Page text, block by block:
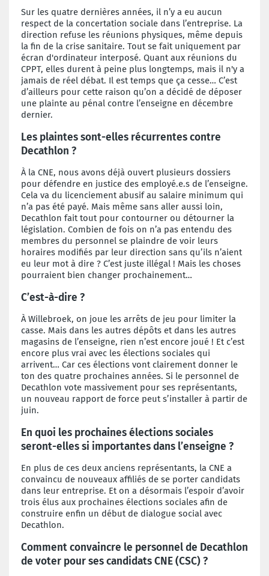
Sur les quatre dernières années, il n’y a eu aucun
respect de la concertation sociale dans l’entreprise. La
direction refuse les réunions physiques, même depuis
la fin de la crise sanitaire. Tout se fait uniquement par
écran d'ordinateur interposé. Quant aux réunions du
CPPT, elles durent à peine plus longtemps, mais il n'y a
jamais de réel débat. Il est temps que ça cesse… C’est
d’ailleurs pour cette raison qu’on a décidé de déposer
une plainte au pénal contre l’enseigne en décembre
dernier.
Les plaintes sont-elles récurrentes contre
Decathlon ?
À la CNE, nous avons déjà ouvert plusieurs dossiers
pour défendre en justice des employé.e.s de l’enseigne.
Cela va du licenciement abusif au salaire minimum qui
n’a pas été payé. Mais même sans aller aussi loin,
Decathlon fait tout pour contourner ou détourner la
législation. Combien de fois on n’a pas entendu des
membres du personnel se plaindre de voir leurs
horaires modifiés par leur direction sans qu’ils n’aient
eu leur mot à dire ? C’est juste illégal ! Mais les choses
pourraient bien changer prochainement…
C’est-à-dire ?
À Willebroek, on joue les arrêts de jeu pour limiter la
casse. Mais dans les autres dépôts et dans les autres
magasins de l’enseigne, rien n’est encore joué ! Et c’est
encore plus vrai avec les élections sociales qui
arrivent… Car ces élections vont clairement donner le
ton des quatre prochaines années. Si le personnel de
Decathlon vote massivement pour ses représentants,
un nouveau rapport de force peut s’installer à partir de
juin.
En quoi les prochaines élections sociales
seront-elles si importantes dans l’enseigne ?
En plus de ces deux anciens représentants, la CNE a
convaincu de nouveaux affiliés de se porter candidats
dans leur entreprise. Et on a désormais l’espoir d’avoir
trois élus aux prochaines élections sociales afin de
construire enfin un début de dialogue social avec
Decathlon.
Comment convaincre le personnel de Decathlon
de voter pour ses candidats CNE (CSC) ?